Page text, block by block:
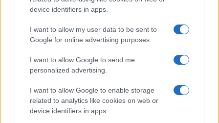
device identifiers in apps.
I want to allow my user data to be sent to
Google for online advertising purposes.
I want to allow Google to send me
personalized advertising.
I want to allow Google to enable storage
related to analytics like cookies on web or
device identifiers in apps.
Μυστράς: Ποινή 11 μηνών με αναστολή στον 55χρονο που
έκρυβε τη σορό του πατέρα του σε καταψύκτη
07/08/26 - 14:19
Άρειος Πάγος: Παραμένει στο αρχείο η δικογραφία για τις
ΔΙΕΘΝΗ
07/08/26 - 14:11